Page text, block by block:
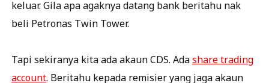
keluar. Gila apa agaknya datang bank beritahu nak
beli Petronas Twin Tower.
Tapi sekiranya kita ada akaun CDS. Adashare trading
account. Beritahu kepada remisier yang jaga akaun